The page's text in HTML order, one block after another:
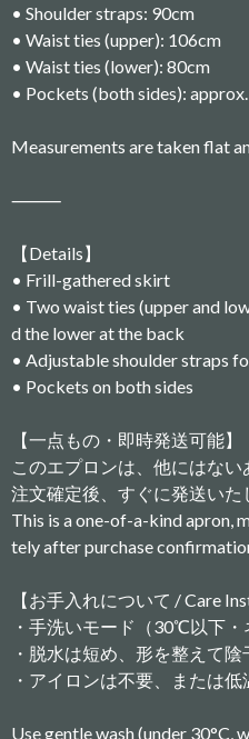
• Shoulder straps: 90cm
• Waist ties (upper): 106cm
• Waist ties (lower): 80cm
• Pockets (both sides):
Measurements are taken flat
⸻
【Details】
• Frill-gathered skirt
• Two waist ties (upper and
d the lower at the back
• Adjustable shoulder straps
• Pockets on both sides
【一点もの・即時発送可能】
このエプロンは、他にはな
注文確定後、すぐに発送いた
This is a one-of-a-kind apron,
tely after purchase
【お手入れについて / Care
・手洗いモード（30℃以下・
・脱水は短め、形を整えて
・アイロンは不要、または
Use gentle wash (under 30°C,